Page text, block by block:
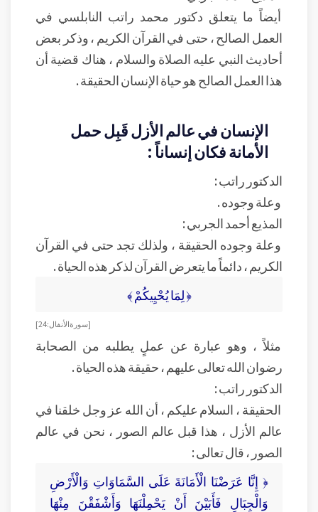
أيضاً ما يتعلق دكتور محمد راتب النابلسي في
العمل الصالح ، حتى في القرآن الكريم ، وذكر بعض
أحاديث النبي عليه الصلاة والسلام ، هناك قضية أن
هذا العمل الصالح هو حياة الإنسان الحقيقة .
الإنسان في عالم الأزل قَبِل حمل
الأمانة فكان إنساناً :
الدكتور راتب :
وعلة وجوده .
المذيع أحمد الجربي :
وعلة وجوده الحقيقة ، ولذلك تجد حتى في القرآن
الكريم ، دائماً ما يتعرض القرآن لذكر هذه الحياة .
﴿ لِمَا يُحْيِيكُمْ ﴾
[ سورة الأنفال : 24]
مثلاً ، وهو عبارة عن عملٍ يطلبه من الصحابة
رضوان الله تعالى عليهم ، حقيقة هذه الحياة .
الدكتور راتب :
الحقيقة ، السلام عليكم ، أن الله عز وجل خلقنا في
عالم الأزل ، هذا قبل عالم الصور ، نحن في عالم
الصور ، قال تعالى :
﴿ إِنَّا عَرَضْنَا الْأَمَانَةَ عَلَى السَّمَاوَاتِ وَالْأَرْضِ
وَالْجِبَالِ فَأَبَيْنَ أَنْ يَحْمِلْنَهَا وَأَشْفَقْنَ مِنْهَا